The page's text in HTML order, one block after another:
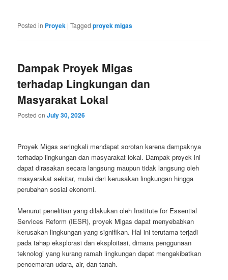
Posted in Proyek |Tagged proyek migas
Dampak Proyek Migas
terhadap Lingkungan dan
Masyarakat Lokal
Posted onJuly 30, 2026
Proyek Migas seringkali mendapat sorotan karena dampaknya
terhadap lingkungan dan masyarakat lokal. Dampak proyek ini
dapat dirasakan secara langsung maupun tidak langsung oleh
masyarakat sekitar, mulai dari kerusakan lingkungan hingga
perubahan sosial ekonomi.
Menurut penelitian yang dilakukan oleh Institute for Essential
Services Reform (IESR), proyek Migas dapat menyebabkan
kerusakan lingkungan yang signifikan. Hal ini terutama terjadi
pada tahap eksplorasi dan eksploitasi, dimana penggunaan
teknologi yang kurang ramah lingkungan dapat mengakibatkan
pencemaran udara, air, dan tanah.